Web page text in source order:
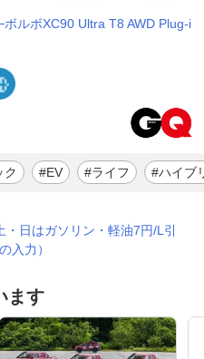
ルボXC90 Ultra T8 AWD Plug-i
ク #EV #ライフ #ハイブ
・日はガソリン・軽油7円/L引
入力）
ます